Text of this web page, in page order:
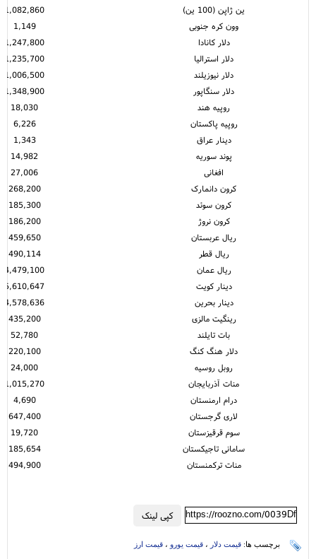
ین ژاپن (100 ین)
1,082,860
وون کره جنوبی
1,149
دلار کانادا
1,247,800
دلار استرالیا
1,235,700
دلار نیوزیلند
1,006,500
دلار سنگاپور
1,348,900
روپیه هند
18,030
روپیه پاکستان
6,226
دینار عراق
1,343
پوند سوریه
14,982
افغانی
27,006
کرون دانمارک
268,200
کرون سوئد
185,300
کرون نروژ
186,200
ریال عربستان
459,650
ریال قطر
490,114
ریال عمان
4,479,100
دینار کویت
5,610,647
دینار بحرین
4,578,636
رینگیت مالزی
435,200
بات تایلند
52,780
دلار هنگ کنگ
220,100
روبل روسیه
24,000
منات آذربایجان
1,015,270
درام ارمنستان
4,690
لاری گرجستان
647,400
سوم قرقیزستان
19,720
سامانی تاجیکستان
185,654
منات ترکمنستان
494,900
کپی لینک https://roozno.com/0039Df
برچسب ها: قیمت دلار ، قیمت یورو ، قیمت ارز